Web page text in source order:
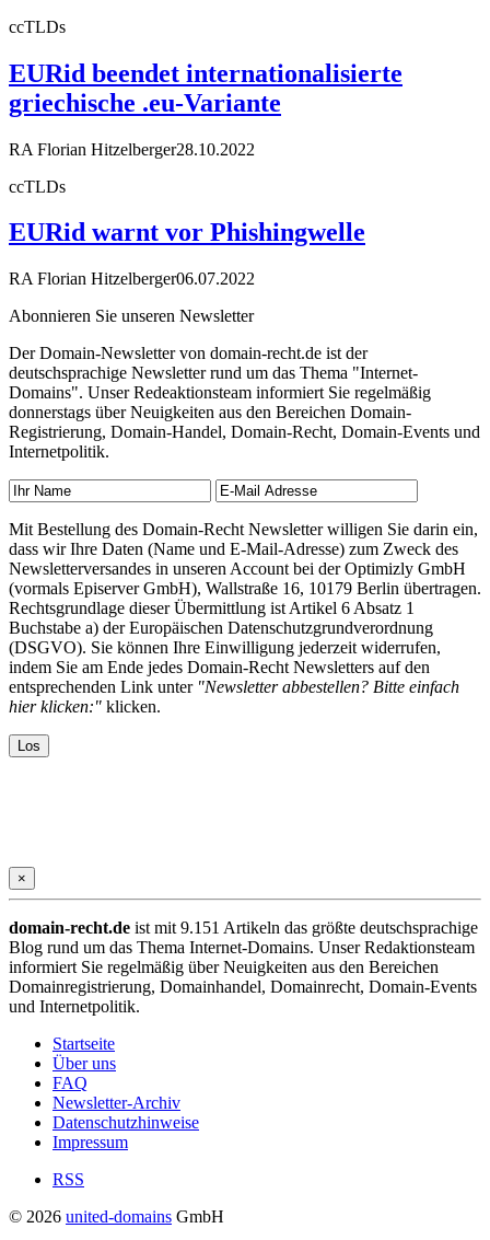
ccTLDs
EURid beendet internationalisierte
griechische .eu-Variante
RA Florian Hitzelberger28.10.2022
ccTLDs
EURid warnt vor Phishingwelle
RA Florian Hitzelberger06.07.2022
Abonnieren Sie unseren Newsletter
Der Domain-Newsletter von domain-recht.de ist der
deutschsprachige Newsletter rund um das Thema "Internet-
Domains". Unser Redeaktionsteam informiert Sie regelmäßig
donnerstags über Neuigkeiten aus den Bereichen Domain-
Registrierung, Domain-Handel, Domain-Recht, Domain-Events und
Internetpolitik.
Mit Bestellung des Domain-Recht Newsletter willigen Sie darin ein,
dass wir Ihre Daten (Name und E-Mail-Adresse) zum Zweck des
Newsletterversandes in unseren Account bei der Optimizly GmbH
(vormals Episerver GmbH), Wallstraße 16, 10179 Berlin übertragen.
Rechtsgrundlage dieser Übermittlung ist Artikel 6 Absatz 1
Buchstabe a) der Europäischen Datenschutzgrundverordnung
(DSGVO). Sie können Ihre Einwilligung jederzeit widerrufen,
indem Sie am Ende jedes Domain-Recht Newsletters auf den
entsprechenden Link unter "Newsletter abbestellen? Bitte einfach
hier klicken:" klicken.
×
domain-recht.de ist mit 9.151 Artikeln das größte deutschsprachige
Blog rund um das Thema Internet-Domains. Unser Redaktionsteam
informiert Sie regelmäßig über Neuigkeiten aus den Bereichen
Domainregistrierung, Domainhandel, Domainrecht, Domain-Events
und Internetpolitik.
Startseite
Über uns
FAQ
Newsletter-Archiv
Datenschutzhinweise
Impressum
RSS
© 2026 united-domains GmbH